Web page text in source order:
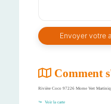
Comment
Rivière Coco 97226 Morne Vert
Voir la carte